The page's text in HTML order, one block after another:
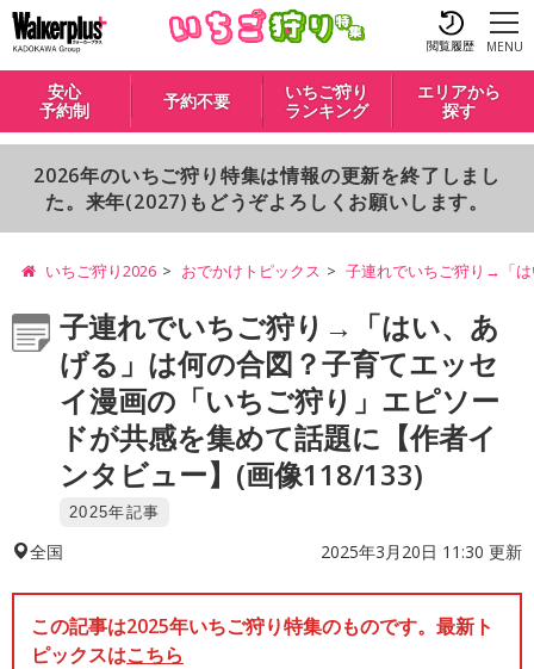
閲覧履歴 MENU
安心
予約制
予約不要
いちご狩り
ランキング
エリアから
探す
2026年のいちご狩り特集は情報の更新を終了しまし
た。来年(2027)もどうぞよろしくお願いします。
いちご狩り2026 おでかけトピックス 子連れでいちご狩り→「は
子連れでいちご狩り→「はい、あ
げる」は何の合図？子育てエッセ
イ漫画の「いちご狩り」エピソー
ドが共感を集めて話題に【作者イ
ンタビュー】(画像118/133)
2025年記事
全国 2025年3月20日 11:30 更新
この記事は2025年いちご狩り特集のものです。最新ト
ピックスはこちら